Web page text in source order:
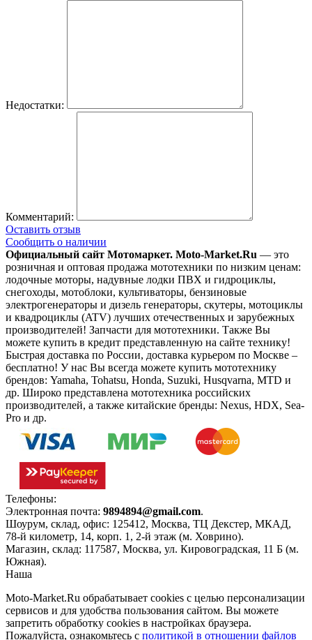
Недостатки:
Комментарий:
Оставить отзыв
Сообщить о наличии
Официальный сайт Мотомаркет. Moto-Market.Ru — это
розничная и оптовая продажа мототехники по низким ценам:
лодочные моторы, надувные лодки ПВХ и гидроциклы,
снегоходы, мотоблоки, культиваторы, бензиновые
электрогенераторы и дизель генераторы, скутеры, мотоциклы
и квадроциклы (ATV) лучших отечественных и зарубежных
производителей! Запчасти для мототехники. Также Вы
можете купить в кредит представленную на сайте технику!
Быстрая доставка по России, доставка курьером по Москве –
бесплатно! У нас Вы всегда можете купить мототехнику
брендов: Yamaha, Tohatsu, Honda, Suzuki, Husqvarna, MTD и
др. Широко представлена мототехника российских
производителей, а также китайские бренды: Nexus, HDX, Sea-
Pro и др.
Телефоны:
Электронная почта: 9894894@gmail.com.
Шоурум, склад, офис: 125412, Москва, ТЦ Декстер, МКАД,
78-й километр, 14, корп. 1, 2-й этаж (м. Ховрино).
Магазин, склад: 117587, Москва, ул. Кировоградская, 11 Б (м.
Южная).
Наша
Moto-Market.Ru обрабатывает сookies с целью персонализации
сервисов и для удобства пользования сайтом. Вы можете
запретить обработку сookies в настройках браузера.
Пожалуйста, ознакомьтесь с политикой в отношении файлов